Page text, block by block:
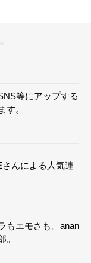
等にアップする
す。
んによる人気連
もエモさも。anan
。